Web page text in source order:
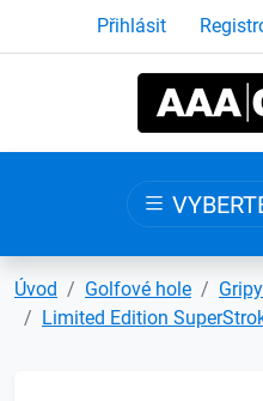
Přihlásit
Úvod Golfové hole
Gripy
Limited Edition